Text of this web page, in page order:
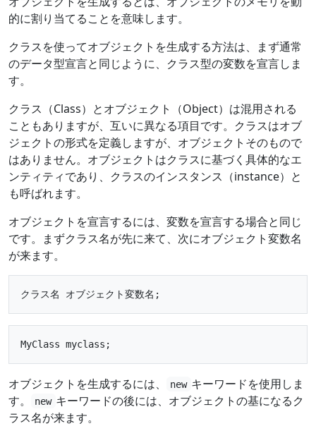
的に割り当てることを意味します。
クラスを使ってオブジェクトを生成する方法は、まず通常
のデータ型宣言と同じように、クラス型の変数を宣言しま
す。
クラス（Class）とオブジェクト（Object）は混用される
こともありますが、互いに異なる項目です。クラスはオブ
ジェクトの形式を定義しますが、オブジェクトそのもので
はありません。オブジェクトはクラスに基づく具体的なエ
ンティティであり、クラスのインスタンス（instance）と
も呼ばれます。
オブジェクトを宣言するには、変数を宣言する場合と同じ
です。まずクラス名が先に来て、次にオブジェクト変数名
が来ます。
オブジェクトを生成するには、 new キーワードを使用しま
す。
new キーワードの後には、オブジェクトの基になるク
ラス名が来ます。